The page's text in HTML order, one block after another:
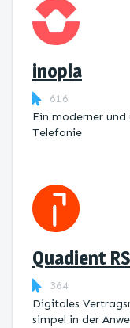
inopla
616
Ein moderner
Telefonie
Quadient
364
Digitales
simpel in der